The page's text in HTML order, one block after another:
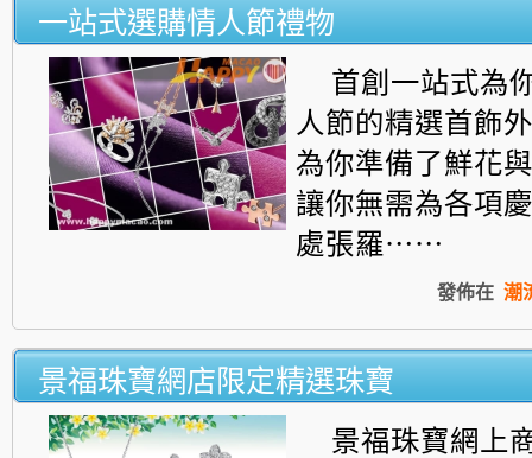
一站式選購情人節禮物
首創一站式為
人節的精選首飾
為你準備了鮮花
讓你無需為各項
處張羅⋯⋯
發佈在 潮
景福珠寶網店限定精選珠寶
景福珠寶網上